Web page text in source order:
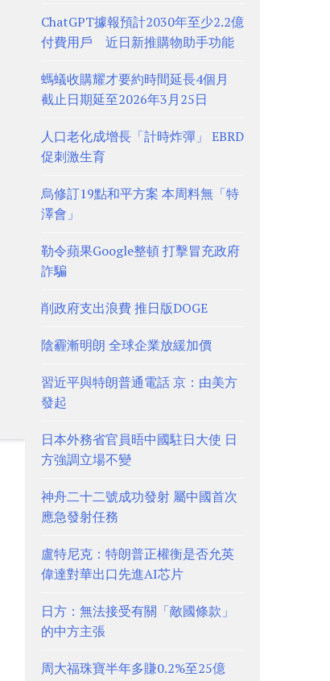
ChatGPT據報預計2030年至少2.2億
付費用戶 近日新推購物助手功能
螞蟻收購耀才要約時間延長4個月
截止日期延至2026年3月25日
人口老化成增長「計時炸彈」 EBRD
促刺激生育
烏修訂19點和平方案 本周料無「特
澤會」
勒令蘋果Google整頓 打擊冒充政府
詐騙
削政府支出浪費 推日版DOGE
陰霾漸明朗 全球企業放緩加價
習近平與特朗普通電話 京：由美方
發起
日本外務省官員晤中國駐日大使 日
方強調立場不變
神舟二十二號成功發射 屬中國首次
應急發射任務
盧特尼克：特朗普正權衡是否允英
偉達對華出口先進AI芯片
日方：無法接受有關「敵國條款」
的中方主張
周大福珠寶半年多賺0.2%至25億